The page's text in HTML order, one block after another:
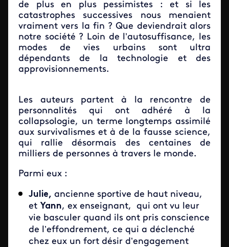
de plus en plus pessimistes : et si les
catastrophes successives nous menaient
vraiment vers la fin ? Que deviendrait alors
notre société ? Loin de l’autosuffisance, les
modes de vies urbains sont ultra
dépendants de la technologie et des
approvisionnements.
Les auteurs partent à la rencontre de
personnalités qui ont adhéré à la
collapsologie, un terme longtemps assimilé
aux survivalismes et à de la fausse science,
qui rallie désormais des centaines de
milliers de personnes à travers le monde.
Parmi eux :
Julie, ancienne sportive de haut niveau,
et Yann, ex enseignant, qui ont vu leur
vie basculer quand ils ont pris conscience
de l’effondrement, ce qui a déclenché
chez eux un fort désir d’engagement